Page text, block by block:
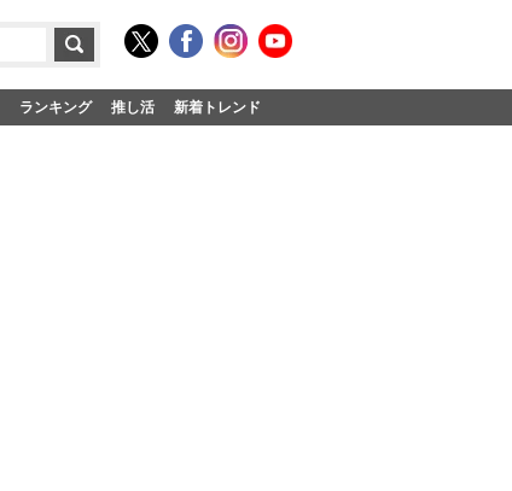
ランキング 推し活 新着トレンド